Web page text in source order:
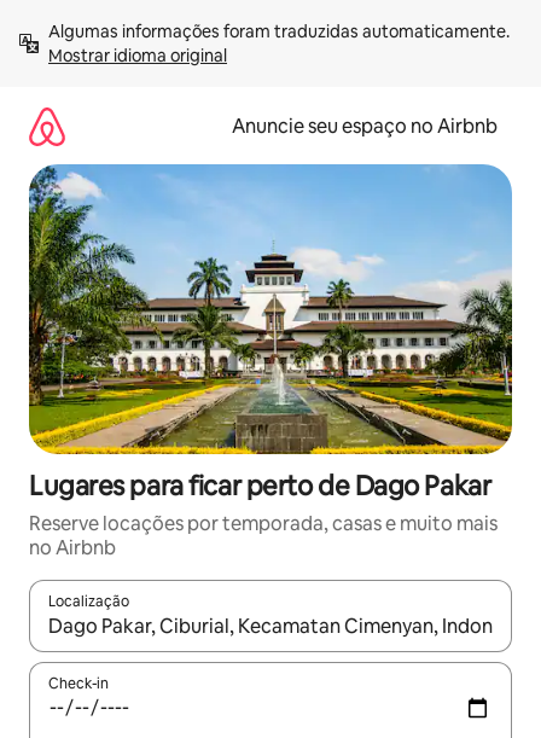
para
Mostrar idioma original
Anuncie seu espaço no Airbnb
Lugares para ficar perto de Dago Pakar
Reserve locações por temporada, casas e muito mais
no Airbnb
Localização
Quando os resultados estiverem disponíveis, explore-os
Check-in